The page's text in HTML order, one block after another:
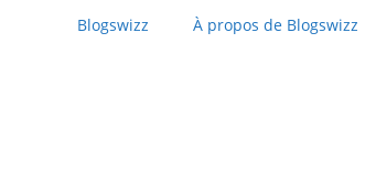
Blogswizz À propos de Blogswizz